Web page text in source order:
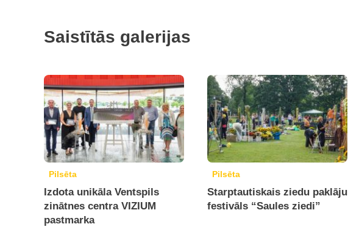
Saistītās galerijas
Pilsēta
Izdota unikāla Ventspils
zinātnes centra VIZIUM
pastmarka
Pilsēta
Starptautiskais ziedu paklāju
festivāls “Saules ziedi”